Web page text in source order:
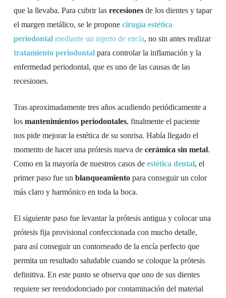
que la llevaba. Para cubrir las recesionesde los dientes y tapar
el margen metálico, se le propone cirugía estética
periodontalmediante un injerto de encía, no sin antes realizar
tratamiento periodontalpara controlar la inflamación y la
enfermedad periodontal, que es uno de las causas de las
recesiones.
Tras aproximadamente tres años acudiendo periódicamente a
los mantenimientos periodontales, finalmente el paciente
nos pide mejorar la estética de su sonrisa. Había llegado el
momento de hacer una prótesis nueva de cerámica sin metal.
Como en la mayoría de nuestros casos de estética dental, el
primer paso fue un blanqueamientopara conseguir un color
más claro y harmónico en toda la boca.
El siguiente paso fue levantar la prótesis antigua y colocar una
prótesis fija provisional confeccionada con mucho detalle,
para así conseguir un contorneado de la encía perfecto que
permita un resultado saludable cuando se coloque la prótesis
definitiva. En este punto se observa que uno de sus dientes
requiere ser reendodonciado por contaminación del material